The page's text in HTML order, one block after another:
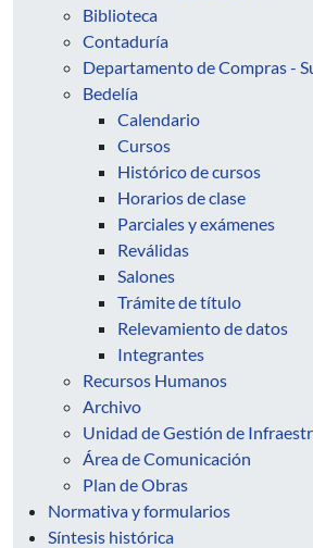
Biblioteca
Contaduría
Departamento de Compras -
Bedelía
Calendario
Cursos
Histórico de cursos
Horarios de clase
Parciales y exámenes
Reválidas
Salones
Trámite de título
Relevamiento de datos
Integrantes
Recursos Humanos
Archivo
Unidad de Gestión de
Área de Comunicación
Plan de Obras
Normativa y formularios
Síntesis histórica